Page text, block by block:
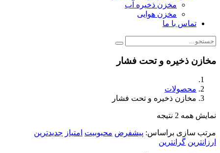
مخزن ذخیره آب
مخزن هوایی
تماس با ما
مخازن ذخیره و تحت فشار
محصولات
مخازن ذخیره و تحت فشار
نمایش همه 2 نتیجه
مرتب سازی براساس: پیشفرض محبوبیت امتیاز جدیدترین
ارزانترین گرانترین